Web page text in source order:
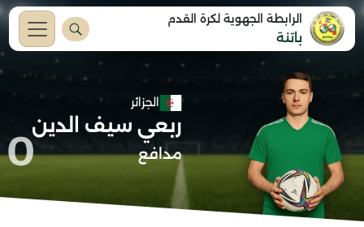
الرابطة الجهوية لكرة القدم
باتنة
الجزائر
ربعي سيف الدين
مدافع 0